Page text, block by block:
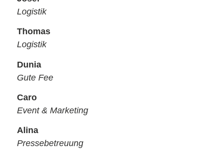
Logistik
Thomas
Logistik
Dunia
Gute Fee
Caro
Event & Marketing
Alina
Pressebetreuung